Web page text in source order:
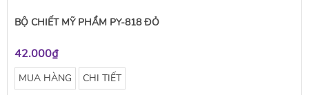
BỘ CHIẾT MỸ PHẨM PY-818 ĐỎ
42.000₫
MUA HÀNG CHI TIẾT